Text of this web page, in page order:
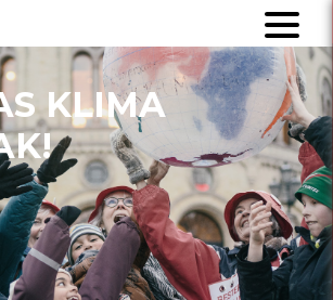
KLIMA